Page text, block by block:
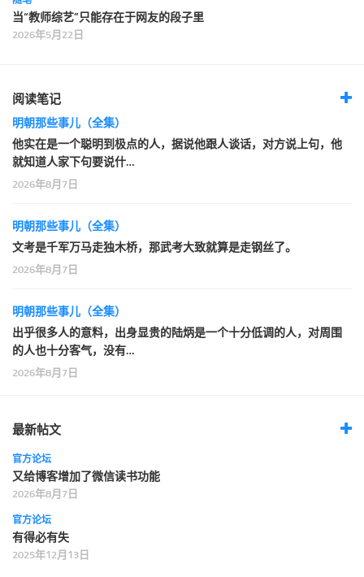
当“教师综艺”只能存在于网友的段子里
2026年5月22日
阅读笔记
明朝那些事儿（全集）
他实在是一个聪明到极点的人，据说他跟人谈话，对方说上句，他
就知道人家下句要说什…
2026年8月7日
明朝那些事儿（全集）
文考是千军万马走独木桥，那武考大致就算是走钢丝了。
2026年8月7日
明朝那些事儿（全集）
出乎很多人的意料，出身显贵的陆炳是一个十分低调的人，对周围
的人也十分客气，没有…
2026年8月7日
最新帖文
官方论坛
又给博客增加了微信读书功能
2026年8月7日
官方论坛
有得必有失
2025年12月13日